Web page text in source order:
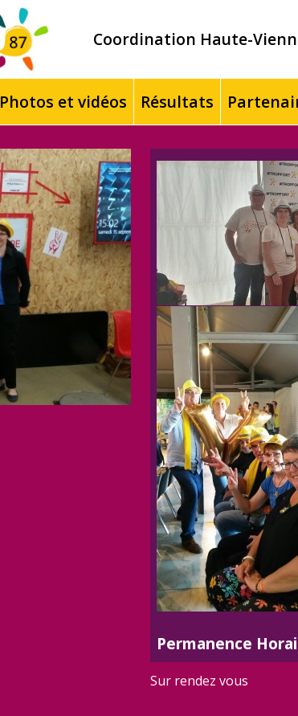
Coordination Haute-
Photos et vidéos Résultats
Permanence
Sur rendez vous